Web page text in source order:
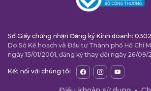
Số Giấy chứng nhận Đăng ký Kinh doanh:
Do Sở Kế hoạch và Đầu tư Thành phố Hồ Chí
ngày 15/01/2001, đăng ký thay đổi ngày 26/09/
Kết nối với chúng tôi